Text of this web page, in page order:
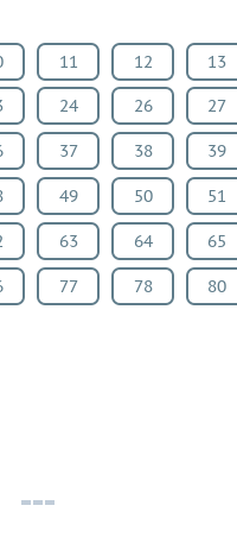
11 12 13
24 26 27
37 38 39
49 50 51
63 64 65
77 78 80